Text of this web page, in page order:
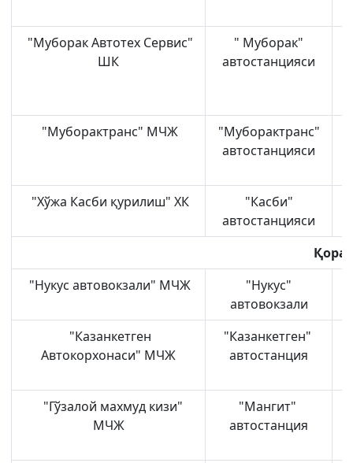
"Муборак Автотех Сервис"
ШК
" Муборак"
автостанцияси
"Муборактранс" МЧЖ
"Муборактранс"
автостанцияси
"Хўжа Касби қурилиш" ХК
"Касби"
автостанцияси
"Нукус автовокзали" МЧЖ
"Нукус"
автовокзали
"Казанкетген
Автокорхонаси" МЧЖ
"Казанкетген"
автостанция
"Гўзалой махмуд кизи"
МЧЖ
"Мангит"
автостанция